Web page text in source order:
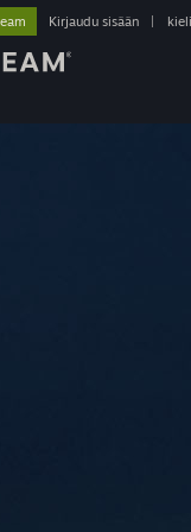
Kirjaudu sisään kieli